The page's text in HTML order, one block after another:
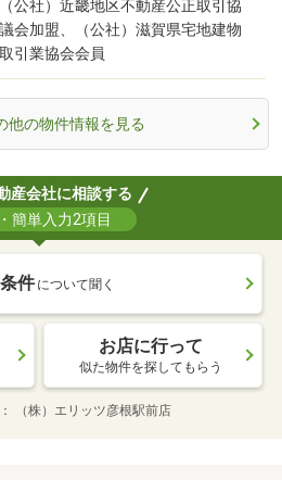
（公社）近畿地区不動産公正取引協
議会加盟、（公社）滋賀県宅地建物
取引業協会会員
他の物件情報を見る
産会社に相談する
簡単入力2項目
件 について聞く
お店に行って
似た物件を探してもらう
（株）エリッツ彦根駅前店